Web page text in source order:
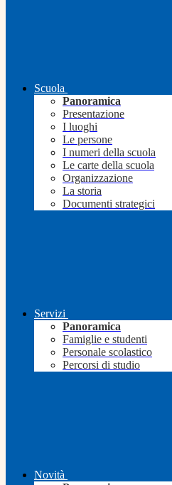
Scuola
Panoramica
Presentazione
I luoghi
Le persone
I numeri della scuola
Le carte della scuola
Organizzazione
La storia
Documenti strategici
Servizi
Panoramica
Famiglie e studenti
Personale scolastico
Percorsi di studio
Novità